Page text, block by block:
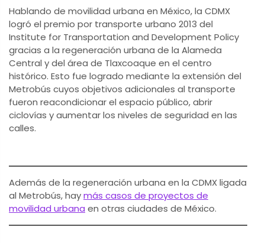
Hablando de movilidad urbana en México, la CDMX
logró el premio por transporte urbano 2013 del
Institute for Transportation and Development Policy
gracias a la regeneración urbana de la Alameda
Central y del área de Tlaxcoaque en el centro
histórico. Esto fue logrado mediante la extensión del
Metrobús cuyos objetivos adicionales al transporte
fueron reacondicionar el espacio público, abrir
ciclovías y aumentar los niveles de seguridad en las
calles.
Además de la regeneración urbana en la CDMX ligada
al Metrobús, haymás casos de proyectos de
movilidad urbana en otras ciudades de México.